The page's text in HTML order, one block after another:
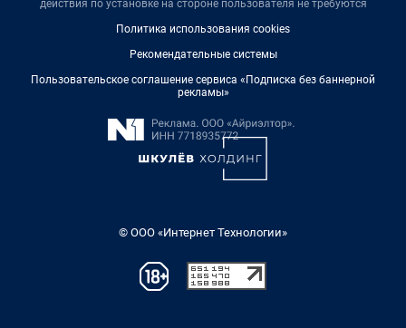
действия по установке на стороне пользователя не требуются
Политика использования cookies
Рекомендательные системы
Пользовательское соглашение сервиса «Подписка без баннерной
рекламы»
© ООО «Интернет Технологии»